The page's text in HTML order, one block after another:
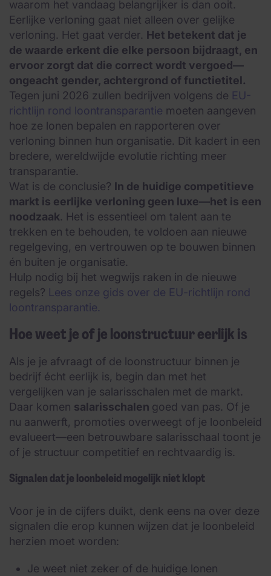
waarom het vandaag belangrijker is dan ooit.
Eerlijke verloning gaat niet alleen over gelijke
verloning. Het gaat verder. Het betekent dat je
de waarde erkent die elke persoon bijdraagt, en
ervoor zorgt dat die correct wordt vergoed—
ongeacht gender, achtergrond of functietitel.
Tegen juni 2026 zullen bedrijven volgens de EU-
richtlijn rond loontransparantie moeten aangeven
hoe ze lonen bepalen en rapporteren over
verloning binnen hun organisatie. Dit kadert in een
bredere, wereldwijde evolutie richting meer
transparantie.
Wat is de conclusie? In de huidige competitieve
markt is eerlijke verloning geen luxe—het is een
noodzaak. Het is essentieel om talent aan te
trekken en te behouden, te voldoen aan nieuwe
regelgeving, en vertrouwen op te bouwen binnen
én buiten je organisatie.
Hulp nodig bij het wegwijs raken in de nieuwe
regels? Lees onze gids over de EU-richtlijn rond
loontransparantie.
Hoe weet je of je loonstructuur eerlijk is
Als je je afvraagt of de loonstructuur binnen je
bedrijf écht eerlijk is, begin dan met het
vergelijken van je salarisschalen met de markt.
Daar komen salarisschalen goed van pas. Of je
nu aanwerft, promoties overweegt of je loonbeleid
evalueert—een betrouwbare salarisschaal toont je
of je structuur competitief en rechtvaardig is.
Signalen dat je loonbeleid mogelijk niet klopt
Voor je in de cijfers duikt, denk eens na over deze
signalen die erop kunnen wijzen dat je loonbeleid
herzien moet worden:
Je weet niet zeker of de huidige lonen